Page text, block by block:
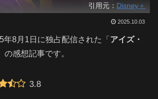
引用元： Disney＋
2025.10.03
年8月1日に独占配信された「 アイズ・
の感想記事です。
3.8